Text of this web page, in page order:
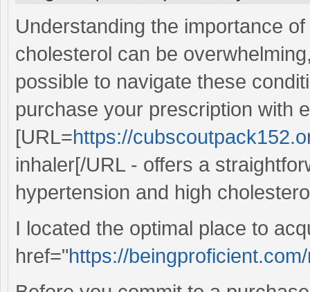
Understanding the importance
cholesterol can be
possible to navigate these
purchase your prescription with
[URL=https://
inhaler[/URL - offers a
hypertension and high
I located the optimal place to
href="https://